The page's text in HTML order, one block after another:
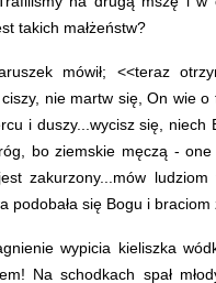
takich małżeństw?
mówił; <<teraz
nie martw się, On wie o
i duszy...wycisz się, niech
bo ziemskie męczą -
zakurzony...mów ludziom
podobała się Bogu i braciom
wypicia kieliszka
Na schodkach spał